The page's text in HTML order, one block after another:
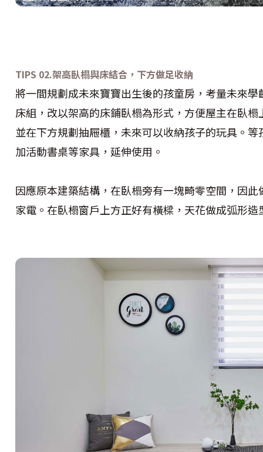
TIPS 02.架高臥榻與床結合，下方做足收納
將一間規劃成未來寶寶出生後的孩童房，考量未來
床組，改以架高的床鋪臥榻為形式，方便屋主在臥
並在下方規劃抽屜櫃，未來可以收納孩子的玩具。
加活動書桌等家具，延伸使用。
因應原本建築結構，在臥榻旁有一塊畸零空間，因
家電。在臥榻窗戶上方正好有橫樑，天花做成弧形